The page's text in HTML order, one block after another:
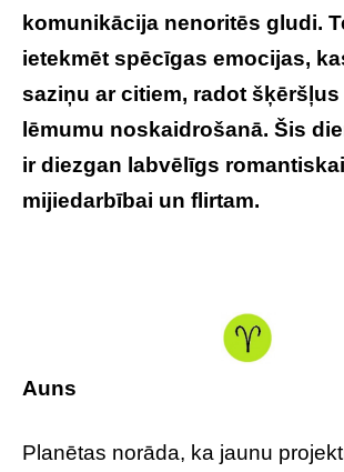
komunikācija nenoritēs gludi.
ietekmēt spēcīgas emocijas,
saziņu ar citiem, radot
lēmumu noskaidrošanā. Šis
ir diezgan labvēlīgs romantiskai
mijiedarbībai un flirtam.
Auns
Planētas norāda, ka jaunu